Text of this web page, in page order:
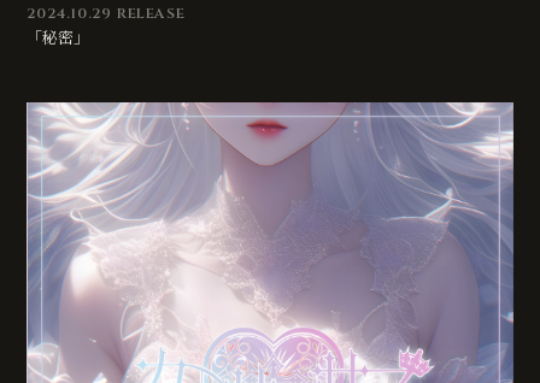
2024.10.29 RELEASE
「秘密」